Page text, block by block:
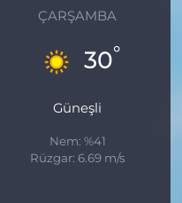
ÇARŞAMBA
30°
Güneşli
Nem: %41
Rüzgar: 6.69 m/s